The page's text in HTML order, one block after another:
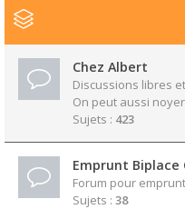
Chez Albert
Discussions libres
On peut aussi
Sujets : 423
Emprunt Biplace
Forum pour
Sujets : 38